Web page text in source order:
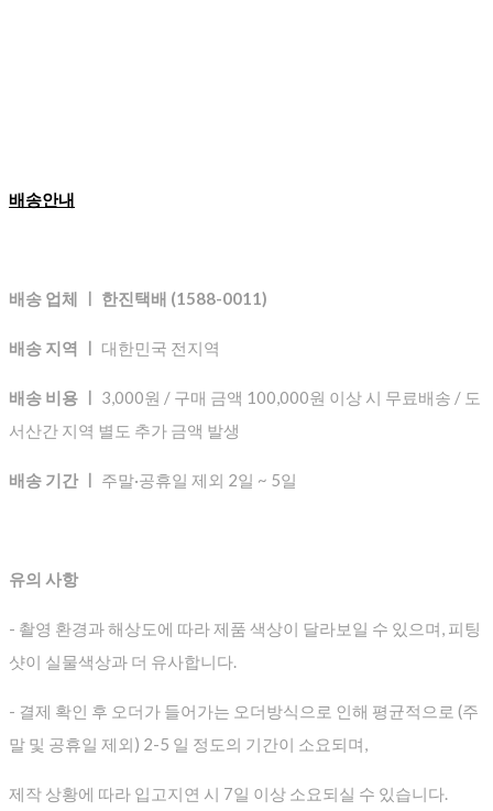
배송안내
배송 업체 ㅣ 한진택배 (1588-0011)
배송 지역 ㅣ 대한민국 전지역
배송 비용 ㅣ 3,000원 / 구매 금액 100,000원 이상 시 무료배송 / 도
서산간 지역 별도 추가 금액 발생
배송 기간 ㅣ 주말·공휴일 제외 2일 ~ 5일
유의 사항
- 촬영 환경과 해상도에 따라 제품 색상이 달라보일 수 있으며, 피팅
샷이 실물색상과 더 유사합니다.
- 결제 확인 후 오더가 들어가는 오더방식으로 인해 평균적으로 (주
말 및 공휴일 제외) 2-5 일 정도의 기간이 소요되며,
제작 상황에 따라 입고지연 시 7일 이상 소요되실 수 있습니다.